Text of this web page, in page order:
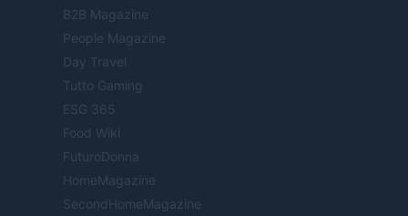
B2B Magazine
People Magazine
Day Travel
Tutto Gaming
ESG 365
Food Wiki
FuturoDonna
HomeMagazine
SecondHomeMagazine